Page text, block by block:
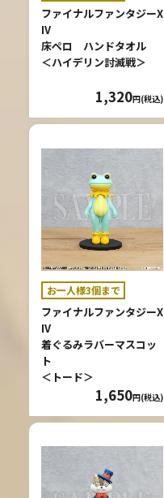
ファイナルファンタジーX
IV
床ペロ ハンドタオル
＜ハイデリン討滅戦＞
1,320円(税込)
お一人様3個まで
ファイナルファンタジーX
IV
着ぐるみラバーマスコッ
ト
＜トード＞
1,650円(税込)